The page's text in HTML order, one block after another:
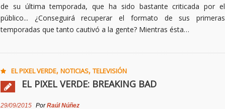
de su última temporada, que ha sido bastante criticada por el
público... ¿Conseguirá recuperar el formato de sus primeras
temporadas que tanto cautivó a la gente? Mientras ésta…
EL PIXEL VERDE, NOTICIAS, TELEVISIÓN
EL PIXEL VERDE: BREAKING BAD
29/09/2015 PorRaúl Núñez